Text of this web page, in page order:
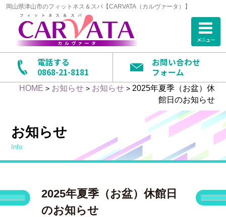
岡山県津山市のフィットネス＆スパ【CARVATA（カルヴァータ）】
メニュー
電話する
0868-21-8181
お問い合わせ
フォーム
HOME > お知らせ> お知らせ> 2025年夏季（お盆）休
館日のお知らせ
お知らせ
info
2025年夏季（お盆）休館日
のお知らせ